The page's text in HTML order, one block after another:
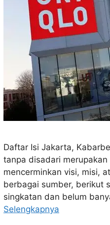
Daftar Isi Jakarta,
tanpa disadari
mencerminkan visi, misi,
berbagai sumber, berikut
singkatan dan belum
Selengkapnya